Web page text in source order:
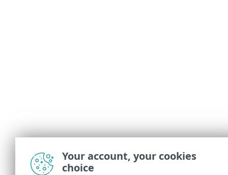
Your account, your cookies
choice